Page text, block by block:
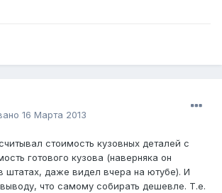
16 Марта 2013
стоимость кузовных деталей с
готового кузова (наверняка он
штатах, даже видел вчера на ютубе). И
что самому собирать дешевле. Т.е.